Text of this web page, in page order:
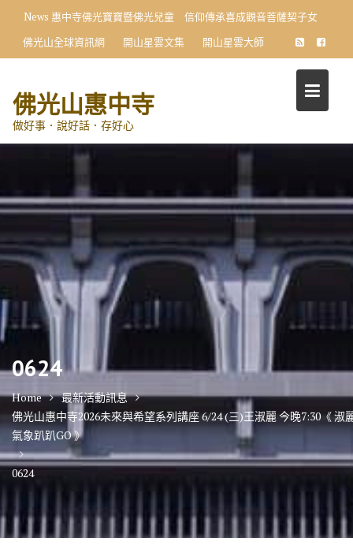
content
News 惠中寺佛光寶寶暨佛光兒童 信仰傳承喜成觀音菩薩契子女
佛光山全球資訊網
開山星雲文集 開山星雲大師
佛光山惠中寺
做好事．說好話．存好心
0624
Home
最新活動訊息
佛光山惠中寺2026未來與希望系列講座 6/24 (三)王淑麗 今晚7:30《 淑
氣象趴趴GO 》
0624